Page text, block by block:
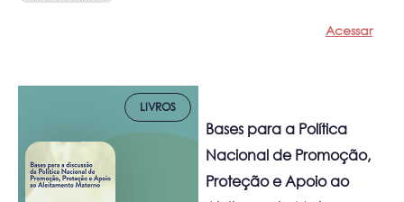
Acessar
LIVROS
Bases para a Política
Nacional de Promoção,
Proteção e Apoio ao